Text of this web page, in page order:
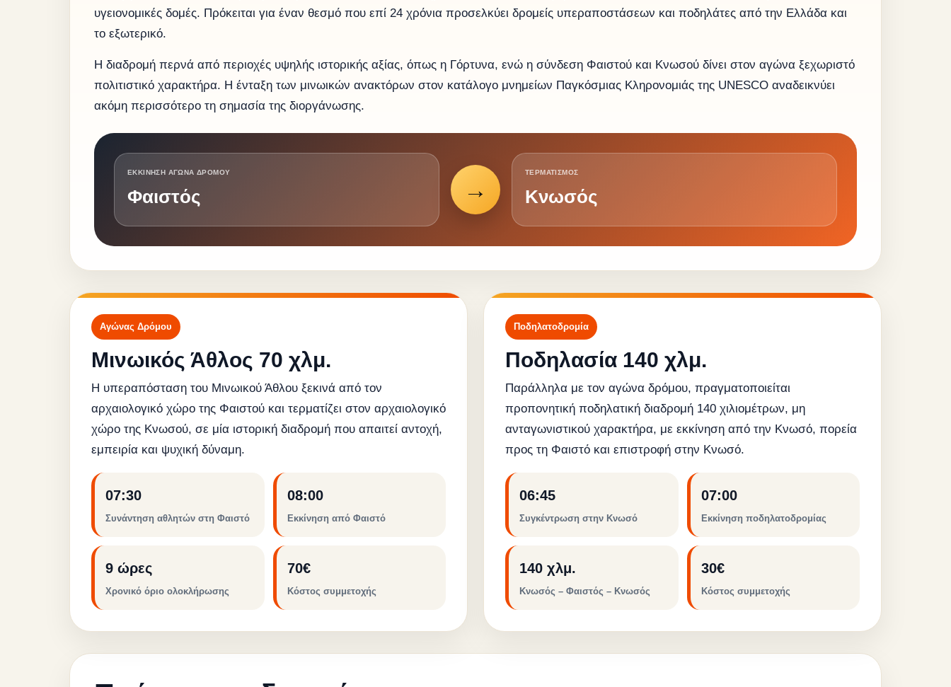
υγειονομικές δομές. Πρόκειται για έναν θεσμό που επί 24 χρόνια προσελκύει δρομείς υπεραποστάσεων και ποδηλάτες από την Ελλάδα και
το εξωτερικό.
Η διαδρομή περνά από περιοχές υψηλής ιστορικής αξίας, όπως η Γόρτυνα, ενώ η σύνδεση Φαιστού και Κνωσού δίνει στον αγώνα ξεχωριστό
πολιτιστικό χαρακτήρα. Η ένταξη των μινωικών ανακτόρων στον κατάλογο μνημείων Παγκόσμιας Κληρονομιάς της UNESCO αναδεικνύει
ακόμη περισσότερο τη σημασία της διοργάνωσης.
ΕΚΚΙΝΗΣΗ ΑΓΩΝΑ ΔΡΟΜΟΥ
Φαιστός →
ΤΕΡΜΑΤΙΣΜΟΣ
Κνωσός
Αγώνας Δρόμου
Μινωικός Άθλος 70 χλμ.
Η υπεραπόσταση του Μινωικού Άθλου ξεκινά από τον
αρχαιολογικό χώρο της Φαιστού και τερματίζει στον αρχαιολογικό
χώρο της Κνωσού, σε μία ιστορική διαδρομή που απαιτεί αντοχή,
εμπειρία και ψυχική δύναμη.
07:30
Συνάντηση αθλητών στη Φαιστό
08:00
Εκκίνηση από Φαιστό
9 ώρες
Χρονικό όριο ολοκλήρωσης
70€
Κόστος συμμετοχής
Ποδηλατοδρομία
Ποδηλασία 140 χλμ.
Παράλληλα με τον αγώνα δρόμου, πραγματοποιείται
προπονητική ποδηλατική διαδρομή 140 χιλιομέτρων, μη
ανταγωνιστικού χαρακτήρα, με εκκίνηση από την Κνωσό, πορεία
προς τη Φαιστό και επιστροφή στην Κνωσό.
06:45
Συγκέντρωση στην Κνωσό
07:00
Εκκίνηση ποδηλατοδρομίας
140 χλμ.
Κνωσός – Φαιστός – Κνωσός
30€
Κόστος συμμετοχής